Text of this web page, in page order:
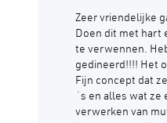
Zeer vriendelijke
Doen dit met hart
te verwennen.
gedineerd!!!! Het
Fijn concept dat
´s en alles wat
verwerken van